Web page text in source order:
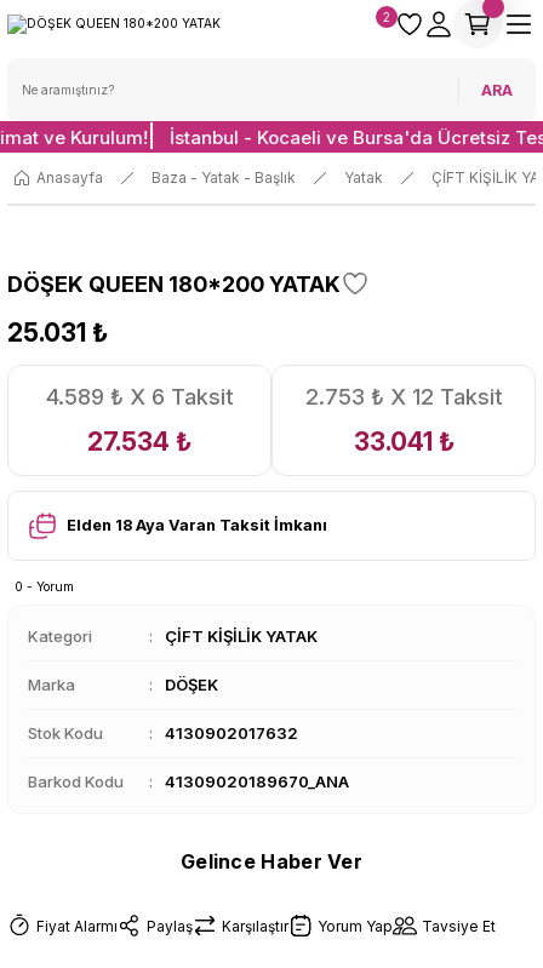
ARA
2
ve Kurulum! İstanbul - Kocaeli ve Bursa'da Ücretsiz
Anasayfa Baza - Yatak - Başlık Yatak ÇİFT KİŞİLİK
DÖŞEK QUEEN 180*200 YATAK
25.031 ₺
4.589 ₺ X 6 Taksit
27.534 ₺
2.753 ₺ X 12 Taksit
33.041 ₺
Elden 18 Aya Varan Taksit İmkanı
0 - Yorum
Kategori ÇİFT KİŞİLİK YATAK
Marka DÖŞEK
Stok Kodu 4130902017632
Barkod Kodu 41309020189670_ANA
Gelince Haber Ver
Fiyat Alarmı Paylaş Karşılaştır Yorum Yap Tavsiye Et